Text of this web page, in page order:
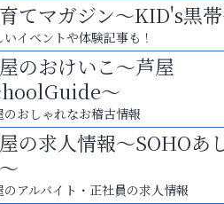
･側弯、背骨の歪みを
ませんか？
イン音楽教室
てマガジン～KID's黒
いイベントや体験記事も！
のおけいこ～芦屋
～
のおしゃれなお稽古情報
の求人情報～SOHOあ
のアルバイト・正社員の求人情報